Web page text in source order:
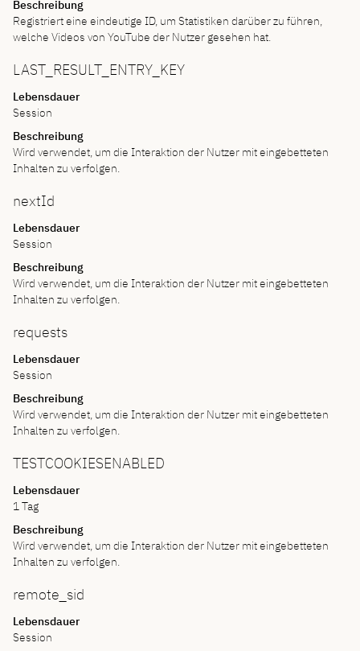
Beschreibung
Registriert eine eindeutige ID, um Statistiken darüber zu führen,
welche Videos von YouTube der Nutzer gesehen hat.
LAST_RESULT_ENTRY_KEY
Lebensdauer
Session
Beschreibung
Wird verwendet, um die Interaktion der Nutzer mit eingebetteten
Inhalten zu verfolgen.
nextId
Lebensdauer
Session
Beschreibung
Wird verwendet, um die Interaktion der Nutzer mit eingebetteten
Inhalten zu verfolgen.
requests
Lebensdauer
Session
Beschreibung
Wird verwendet, um die Interaktion der Nutzer mit eingebetteten
Inhalten zu verfolgen.
TESTCOOKIESENABLED
Lebensdauer
1 Tag
Beschreibung
Wird verwendet, um die Interaktion der Nutzer mit eingebetteten
Inhalten zu verfolgen.
remote_sid
Lebensdauer
Session